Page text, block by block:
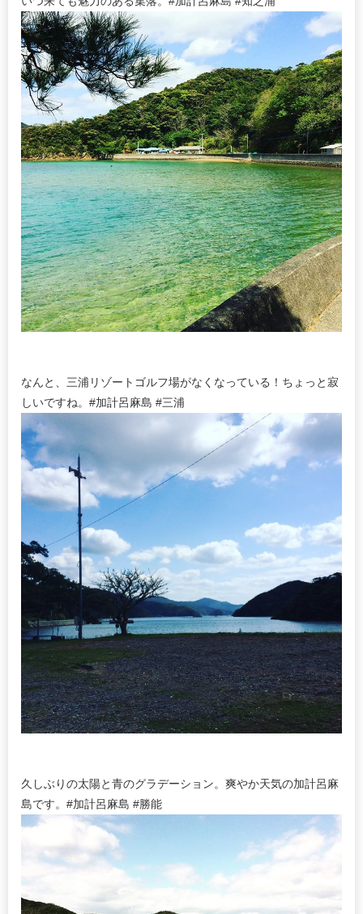
なんと、三浦リゾートゴルフ場がなくなっている！ちょっと寂
しいですね。#加計呂麻島 #三浦
久しぶりの太陽と青のグラデーション。爽やか天気の加計呂麻
島です。#加計呂麻島 #勝能